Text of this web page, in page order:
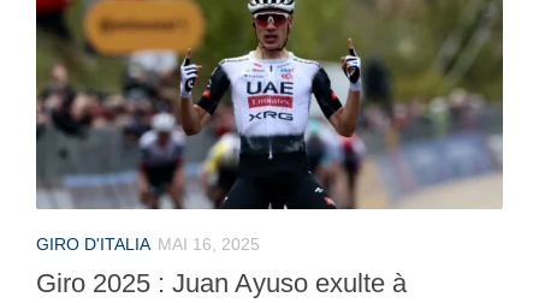
GIRO D'ITALIA MAI 16, 2025
Giro 2025 : Juan Ayuso exulte à